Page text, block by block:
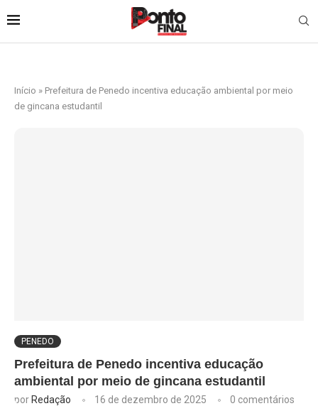
Início » Prefeitura de Penedo incentiva educação ambiental por meio
de gincana estudantil
PENEDO
Prefeitura de Penedo incentiva educação
ambiental por meio de gincana estudantil
por Redação 16 de dezembro de 2025 0 comentários